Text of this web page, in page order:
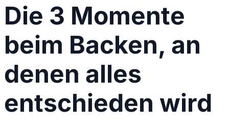
Die 3 Momente
beim Backen, an
denen alles
entschieden wird